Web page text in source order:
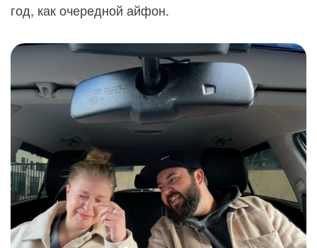
год, как очередной айфон.